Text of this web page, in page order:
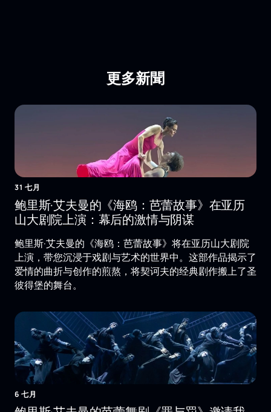
更多新聞
31 七月
鲍里斯·艾夫曼的《海鸥：芭蕾故事》在亚历
山大剧院上演：幕后的激情与阴谋
鲍里斯·艾夫曼的《海鸥：芭蕾故事》将在亚历山大剧院
上演，带您沉浸于戏剧与艺术的世界中。这部作品揭示了
爱情的曲折与创作的煎熬，将契诃夫的经典剧作搬上了圣
彼得堡的舞台。
6 七月